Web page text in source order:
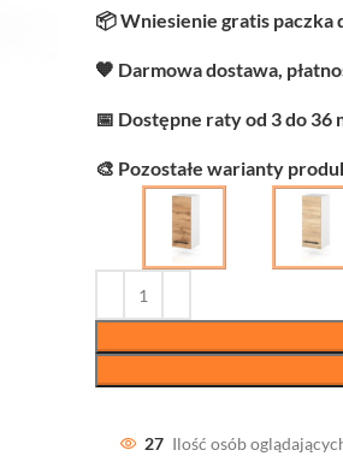
📦 Wniesienie gratis paczka
🧡 Darmowa dostawa,
📅 Dostępne raty od 3 do 36
🎨 Pozostałe warianty
27 Ilość osób